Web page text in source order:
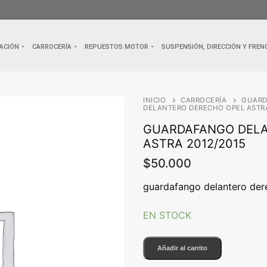
CARROCERÍA REPUESTOS MOTOR SUSPENSIÓN, DIRECCIÓN Y
INICIO CARROCERÍA
DELANTERO DERECHO OPEL
GUARDAFANGO
ASTRA 2012/2015
$50.000
guardafango delantero
EN STOCK
GUARDAFANGO
DELANTERO
Añadir al carrito